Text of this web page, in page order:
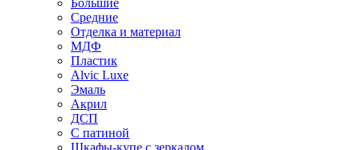
Большие
Средние
Отделка и материал
МДФ
Пластик
Alvic Luxe
Эмаль
Акрил
ДСП
С патиной
Шкафы-купе с зеркалом